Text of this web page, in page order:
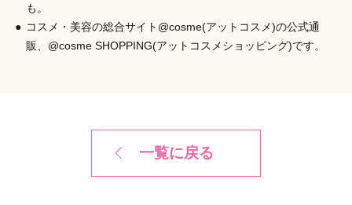
も。
コスメ・美容の総合サイト@cosme(アットコスメ)の公式通
販、@cosme SHOPPING(アットコスメショッピング)です。
一覧に戻る